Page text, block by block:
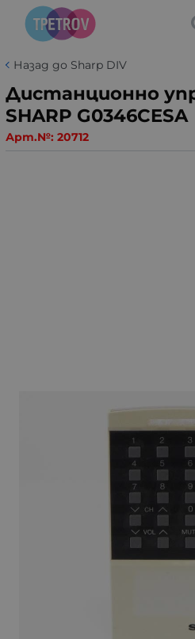
Назад до Sharp DIV
Дистанционно
SHARP G0346CESA
Арт.№: 20712